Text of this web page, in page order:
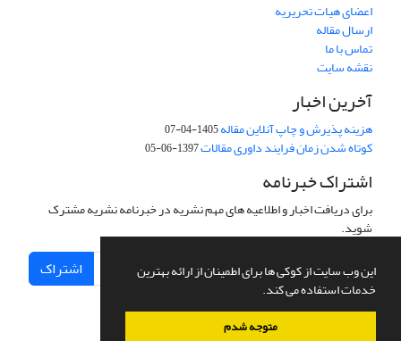
این وب سایت از کوکی ها برای اطمینان از ارائه بهترین
خدمات استفاده می کند.
متوجه شدم
اعضای هیات تحریریه
ارسال مقاله
تماس با ما
نقشه سایت
آخرین اخبار
هزینه پذیرش و چاپ آنلاین مقاله1405-04-07
کوتاه شدن زمان فرایند داوری مقالات1397-06-05
اشتراک خبرنامه
برای دریافت اخبار و اطلاعیه های مهم نشریه در خبرنامه نشریه مشترک
شوید.
اشتراک